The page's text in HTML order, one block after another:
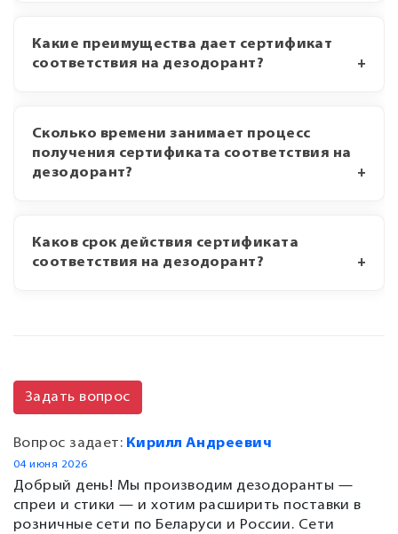
Какие преимущества дает сертификат
соответствия на дезодорант?
Сколько времени занимает процесс
получения сертификата соответствия на
дезодорант?
Каков срок действия сертификата
соответствия на дезодорант?
Задать вопрос
Вопрос задает: Кирилл Андреевич
04 июня 2026
Добрый день! Мы производим дезодоранты —
спреи и стики — и хотим расширить поставки в
розничные сети по Беларуси и России. Сети